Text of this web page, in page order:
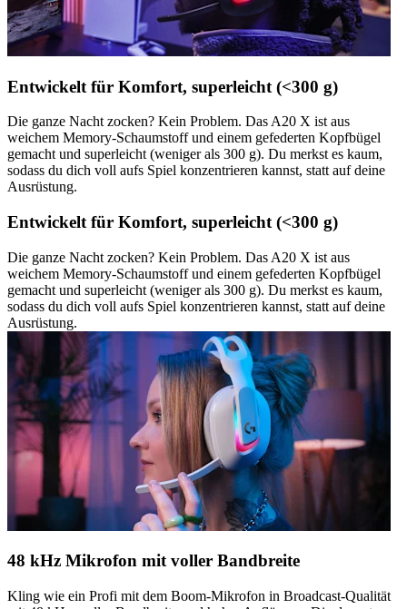
Entwickelt für Komfort, superleicht (<300 g)
Die ganze Nacht zocken? Kein Problem. Das A20 X ist aus
weichem Memory-Schaumstoff und einem gefederten Kopfbügel
gemacht und superleicht (weniger als 300 g). Du merkst es kaum,
sodass du dich voll aufs Spiel konzentrieren kannst, statt auf deine
Ausrüstung.
Entwickelt für Komfort, superleicht (<300 g)
Die ganze Nacht zocken? Kein Problem. Das A20 X ist aus
weichem Memory-Schaumstoff und einem gefederten Kopfbügel
gemacht und superleicht (weniger als 300 g). Du merkst es kaum,
sodass du dich voll aufs Spiel konzentrieren kannst, statt auf deine
Ausrüstung.
48 kHz Mikrofon mit voller Bandbreite
Kling wie ein Profi mit dem Boom-Mikrofon in Broadcast-Qualität